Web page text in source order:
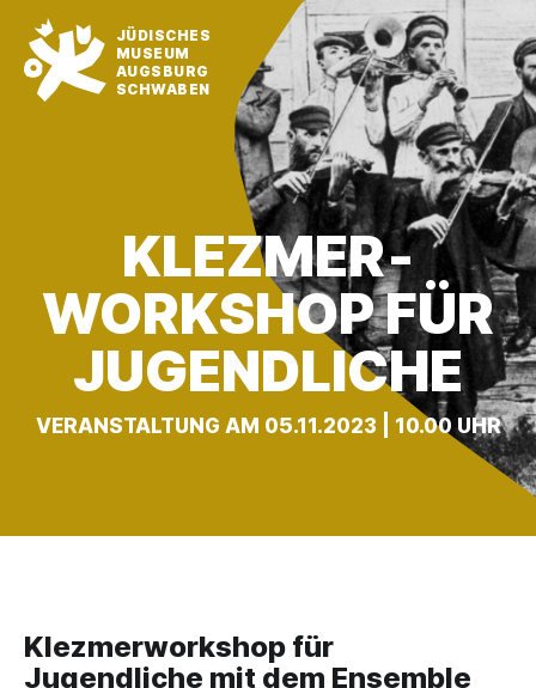
JÜDISCHES
MUSEUM
AUGSBURG
SCHWABEN
KLEZMER­
WORKSHOP FÜR
JUGENDLICHE
VERANSTALTUNG AM 05.11.2023 | 10.00 UHR
Klezmerworkshop für
Jugendliche mit dem Ensemble